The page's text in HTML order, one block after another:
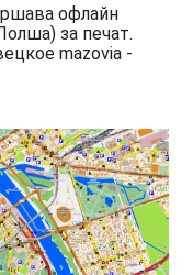
офлайн
за печат.
mazovia -